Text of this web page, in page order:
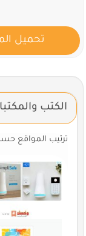
تحميل
الكتب
ترتيب المواقع